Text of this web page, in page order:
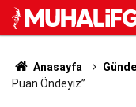
Anasayfa
Puan Öndeyiz”